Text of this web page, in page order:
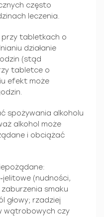
często
leczenia.
przy tabletkach o
działanie
(stąd
tabletce o
efekt może
spożywania alkoholu
alkohol może
i obciążać
(nudności,
smaku
głowy; rzadziej
wątrobowych czy